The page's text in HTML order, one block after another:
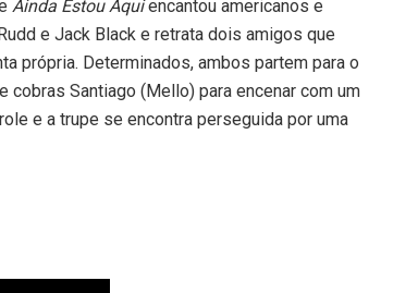
Ainda Estou Aquiencantou americanos e
e Jack Black e retrata dois amigos que
própria. Determinados, ambos partem para o
Santiago (Mello) para encenar com um
e a trupe se encontra perseguida por uma